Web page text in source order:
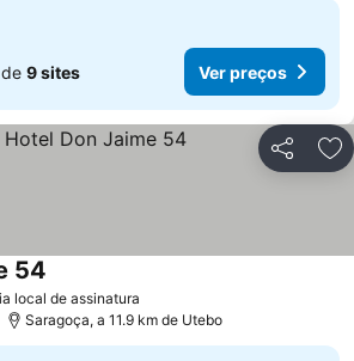
9 sites Ver preços
Partilhar
local de assinatura
54
Saragoça, a 11.9 km de Utebo